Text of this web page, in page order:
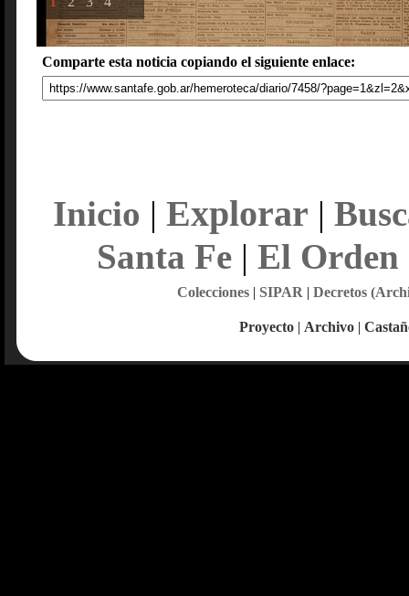
Comparte esta noticia copiando el siguiente enlace:
Inicio | Explorar |
Santa Fe| El Orden
Colecciones| SIPAR | Decretos
Proyecto | Archivo |